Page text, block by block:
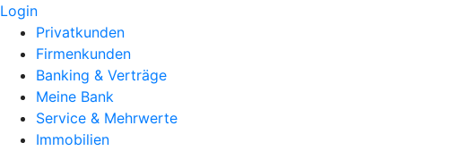
Login
Privatkunden
Firmenkunden
Banking & Verträge
Meine Bank
Service & Mehrwerte
Immobilien